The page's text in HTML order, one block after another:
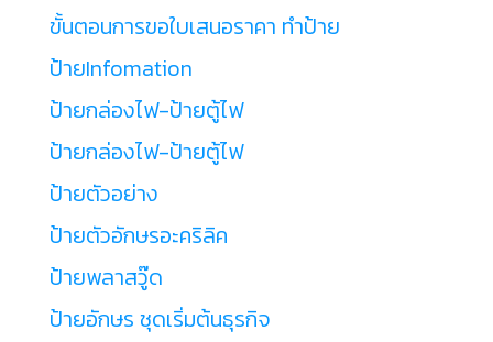
ขั้นตอนการขอใบเสนอราคา ทำป้าย
ป้ายInfomation
ป้ายกล่องไฟ-ป้ายตู้ไฟ
ป้ายกล่องไฟ-ป้ายตู้ไฟ
ป้ายตัวอย่าง
ป้ายตัวอักษรอะคริลิค
ป้ายพลาสวู๊ด
ป้ายอักษร ชุดเริ่มต้นธุรกิจ